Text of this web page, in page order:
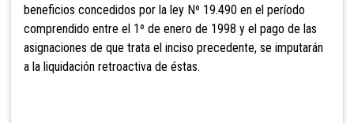
beneficios concedidos por la ley Nº 19.490 en el período
comprendido entre el 1º de enero de 1998 y el pago de las
asignaciones de que trata el inciso precedente, se imputarán
a la liquidación retroactiva de éstas.